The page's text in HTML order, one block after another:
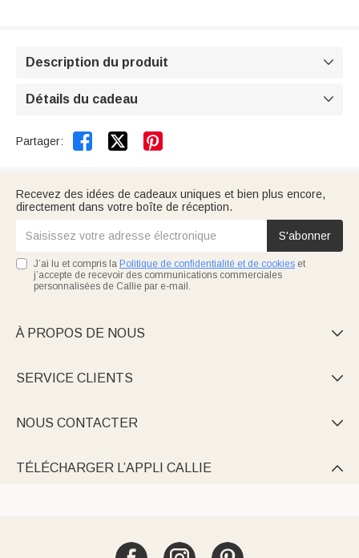
Description du produit 
Détails du cadeau 
Partager:  
Recevez des idées de cadeaux uniques et bien plus encore,
directement dans votre boîte de réception.
S'abonner
J’ai lu et compris la Politique de confidentialité et de cookies et
j’accepte de recevoir des communications commerciales
personnalisées de Callie par e-mail.
À PROPOS DE NOUS 
SERVICE CLIENTS 
NOUS CONTACTER 
TÉLÉCHARGER L’APPLI CALLIE 